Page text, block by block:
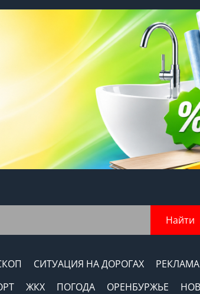
Найти
СИТУАЦИЯ НА ДОРОГАХ РЕКЛАМА
ЖКХ ПОГОДА ОРЕНБУРЖЬЕ